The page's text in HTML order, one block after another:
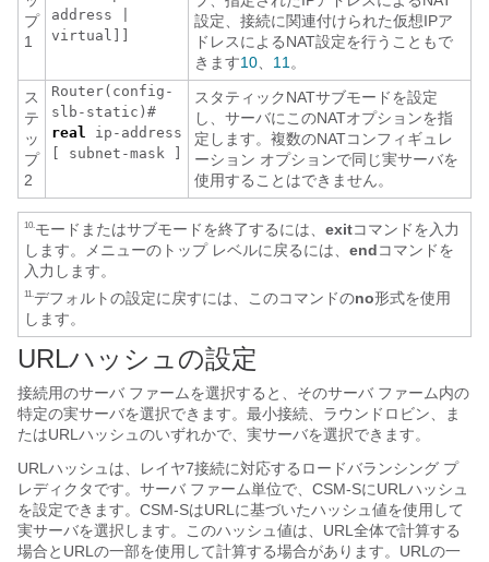
プ
1
address
virtual]]
設定、接続に関連付けられた仮想IPア
ドレスによるNAT設定を行うこともで
きます10 11 。
ス
テ
ッ
プ
2
Router(config-
slb-static)#
real ip-address
subnet-mask
スタティックNATサブモードを設定
し、サーバにこのNATオプションを指
定します。複数のNATコンフィギュレ
ーション オプションで同じ実サーバを
使用することはできません。
10.モードまたはサブモードを終了するには、 exitコマンドを入力
します。メニューのトップ レベルに戻るには、 endコマンドを
入力します。
11.デフォルトの設定に戻すには、このコマンドのno形式を使用
します。
URLハッシュの設定
接続用のサーバ ファームを選択すると、そのサーバ ファーム内の
特定の実サーバを選択できます。最小接続、ラウンドロビン、ま
たはURLハッシュのいずれかで、実サーバを選択できます。
URLハッシュは、レイヤ7接続に対応するロードバランシング プ
レディクタです。サーバ ファーム単位で、CSM-SにURLハッシュ
を設定できます。CSM-SはURLに基づいたハッシュ値を使用して
実サーバを選択します。このハッシュ値は、URL全体で計算する
場合とURLの一部を使用して計算する場合があります。URLの一